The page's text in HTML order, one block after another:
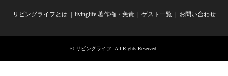
リビングライフとは livinglife 著作権・免責 ゲスト一覧 お問い合わせ
© リビングライフ . All Rights Reserved.